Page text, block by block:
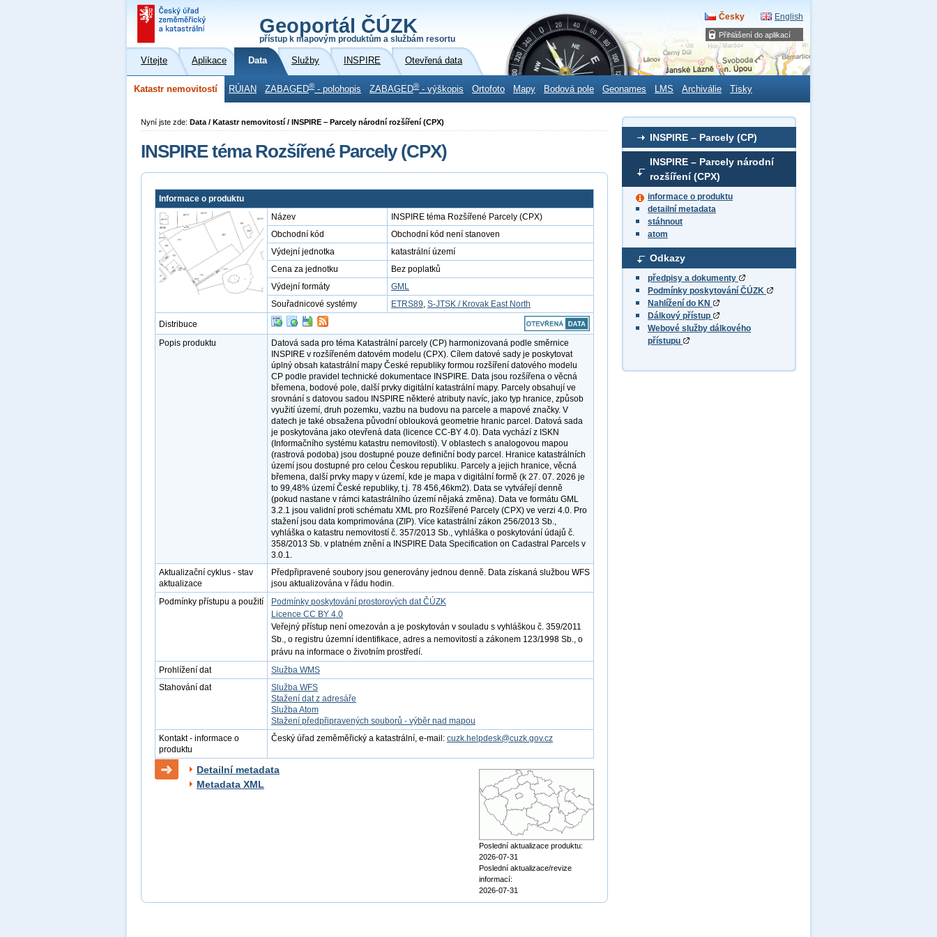
Přihlášení do aplikací
Geoportál ČÚZK
přístup k mapovým produktům a službám resortu
Česky English
Vítejte Aplikace Data Služby INSPIRE Otevřená data
Katastr nemovitostí RÚIAN ZABAGED® - polohopis ZABAGED® - výškopis Ortofoto Mapy Bodová pole Geonames LMS Archiválie Tisky
INSPIRE – Parcely (CP)
INSPIRE – Parcely národní
rozšíření (CPX)
informace o produktu
detailní metadata
stáhnout
atom
Odkazy
předpisy a dokumenty
Podmínky poskytování ČÚZK
Nahlížení do KN
Dálkový přístup
Webové služby dálkového
přístupu
Nyní jste zde: Data / Katastr nemovitostí / INSPIRE – Parcely národní rozšíření (CPX)
INSPIRE téma Rozšířené Parcely (CPX)
Informace o produktu
Název
INSPIRE téma Rozšířené Parcely (CPX)
Obchodní kód
Obchodní kód není stanoven
Výdejní jednotka
katastrální území
Cena za jednotku
Bez poplatků
Výdejní formáty
GML
Souřadnicové systémy
ETRS89, S-JTSK / Krovak East North
Distribuce
Popis produktu
Datová sada pro téma Katastrální parcely (CP) harmonizovaná podle směrnice
INSPIRE v rozšířeném datovém modelu (CPX). Cílem datové sady je poskytovat
úplný obsah katastrální mapy České republiky formou rozšíření datového modelu
CP podle pravidel technické dokumentace INSPIRE. Data jsou rozšířena o věcná
břemena, bodové pole, další prvky digitální katastrální mapy. Parcely obsahují ve
srovnání s datovou sadou INSPIRE některé atributy navíc, jako typ hranice, způsob
využití území, druh pozemku, vazbu na budovu na parcele a mapové značky. V
datech je také obsažena původní oblouková geometrie hranic parcel. Datová sada
je poskytována jako otevřená data (licence CC-BY 4.0). Data vychází z ISKN
(Informačního systému katastru nemovitostí). V oblastech s analogovou mapou
(rastrová podoba) jsou dostupné pouze definiční body parcel. Hranice katastrálních
území jsou dostupné pro celou Českou republiku. Parcely a jejich hranice, věcná
břemena, další prvky mapy v území, kde je mapa v digitální formě (k 27. 07. 2026 je
to 99,48% území České republiky, t.j. 78 456,46km2). Data se vytvářejí denně
(pokud nastane v rámci katastrálního území nějaká změna). Data ve formátu GML
3.2.1 jsou validní proti schématu XML pro Rozšířené Parcely (CPX) ve verzi 4.0. Pro
stažení jsou data komprimována (ZIP). Více katastrální zákon 256/2013 Sb.,
vyhláška o katastru nemovitostí č. 357/2013 Sb., vyhláška o poskytování údajů č.
358/2013 Sb. v platném znění a INSPIRE Data Specification on Cadastral Parcels v
3.0.1.
Aktualizační cyklus - stav
aktualizace
Předpřipravené soubory jsou generovány jednou denně. Data získaná službou WFS
jsou aktualizována v řádu hodin.
Podmínky přístupu a použití
Podmínky poskytování prostorových dat ČÚZK
Licence CC BY 4.0
Veřejný přístup není omezován a je poskytován v souladu s vyhláškou č. 359/2011
Sb., o registru územní identifikace, adres a nemovitostí a zákonem 123/1998 Sb., o
právu na informace o životním prostředí.
Prohlížení dat
Služba WMS
Stahování dat
Služba WFS
Stažení dat z adresáře
Služba Atom
Stažení předpřipravených souborů - výběr nad mapou
Kontakt - informace o
produktu
Český úřad zeměměřický a katastrální, e-mail: cuzk.helpdesk@cuzk.gov.cz
Detailní metadata
Metadata XML
Poslední aktualizace produktu:
2026-07-31
Poslední aktualizace/revize
informací:
2026-07-31